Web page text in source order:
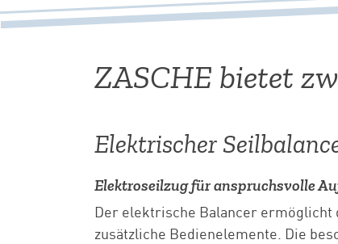
ZASCHE bietet
Elektrischer
Elektroseilzug für anspruchsvolle
Der elektrische Balancer ermöglicht
zusätzliche Bedienelemente. Die